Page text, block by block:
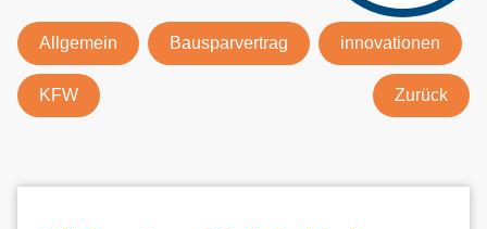
Allgemein Bausparvertrag innovationen
KFW Zurück